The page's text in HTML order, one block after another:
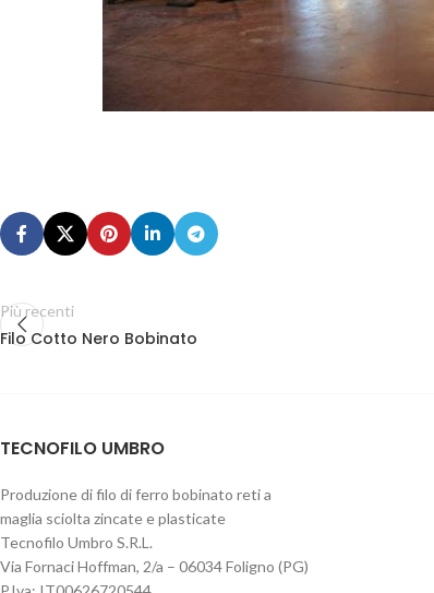
Più recenti
Filo Cotto Nero Bobinato
TECNOFILO UMBRO
Produzione di filo di ferro bobinato reti a
maglia sciolta zincate e plasticate
Tecnofilo Umbro S.R.L.
Via Fornaci Hoffman, 2/a – 06034 Foligno (PG)